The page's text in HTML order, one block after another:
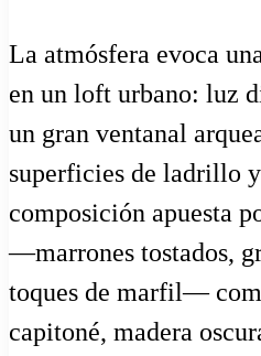
La atmósfera evoca
en un loft urbano: luz
un gran ventanal
superficies de ladrillo
composición apuesta
—marrones tostados,
toques de marfil—
capitoné, madera